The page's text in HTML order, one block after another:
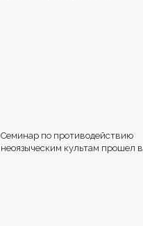
Семинар по противодействию
неоязыческим культам прошел в